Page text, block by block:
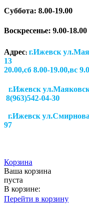
Суббота: 8.00-19.00
Воскресенье: 9.00-18.00
Адрес: г.Ижевск
13
20.00,сб 8.00-19.00,вс
г.Ижевск
8(963)542-04-30
г.Ижевск
97
Корзина
Ваша корзина
пуста
В корзине:
Перейти в корзину